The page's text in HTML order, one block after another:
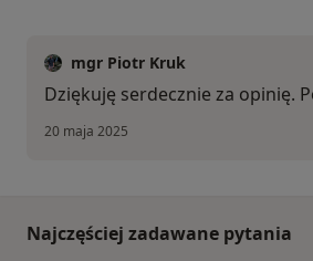
mgr Piotr Kruk
Dziękuję serdecznie za opinię.
20 maja 2025
Najczęściej zadawane pytania